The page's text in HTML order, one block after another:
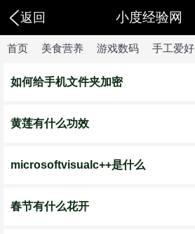
返回 小度经验网
首页 美食营养 游戏数码 手工爱好
如何给手机文件夹加密
黄莲有什么功效
microsoftvisualc++是什么
春节有什么花开